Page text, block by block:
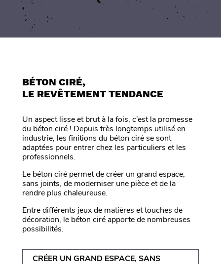
BÉTON CIRÉ,
LE REVÊTEMENT TENDANCE
Un aspect lisse et brut à la fois, c’est la promesse
du béton ciré ! Depuis très longtemps utilisé en
industrie, les finitions du béton ciré se sont
adaptées pour entrer chez les particuliers et les
professionnels.
Le béton ciré permet de créer un grand espace,
sans joints, de moderniser une pièce et de la
rendre plus chaleureuse.
Entre différents jeux de matières et touches de
décoration, le béton ciré apporte de nombreuses
possibilités.
CRÉER UN GRAND ESPACE, SANS